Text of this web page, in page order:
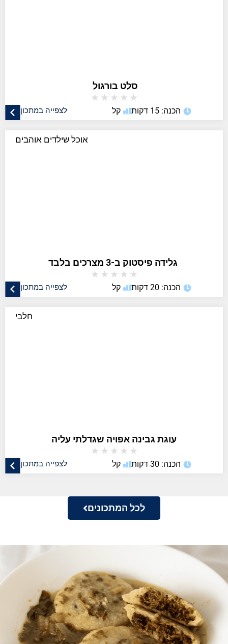
סלט בורגול
★
★
★
★
★
לצפייה במתכון הכנה: 15 דקות קל
אוכל שילדים אוהבים
★
★
★
★
★
לצפייה במתכון הכנה: 20 דקות קל
חלבי
עוגת גבינה אפויה שגדלתי עליה
★
★
★
★
★
לצפייה במתכון הכנה: 30 דקות קל
לכל המתכונים